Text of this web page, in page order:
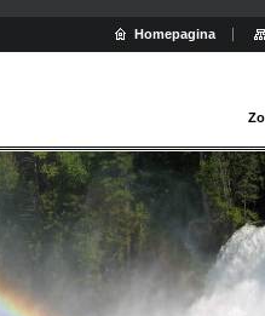
Homepagina